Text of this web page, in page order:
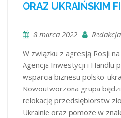
ORAZ UKRAIŃSKIM
8 marca 2022
W związku z agresją Rosji
Agencja Inwestycji i Handlu
wsparcia biznesu polsko-
Nowoutworzona grupa
relokację przedsiębiorstw
Ukrainie oraz pomoże w